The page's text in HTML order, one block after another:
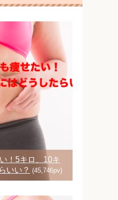
！5キロ、10キ
いい？ (45,746pv)